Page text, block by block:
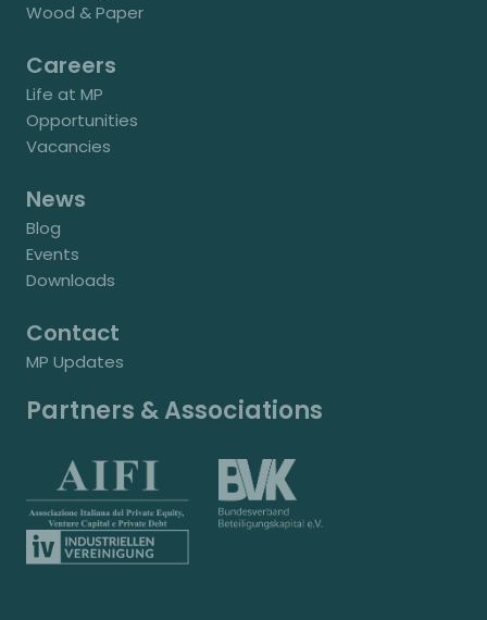
Wood & Paper
Careers
Life at MP
Opportunities
Vacancies
News
Blog
Events
Downloads
Contact
MP Updates
Partners & Associations